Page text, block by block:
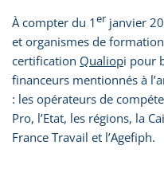
À compter du 1er janvier
et organismes de
certification Qualiopi pour
financeurs mentionnés à
: les opérateurs de
Pro, l’Etat, les régions, la
France Travail et l’Agefiph.